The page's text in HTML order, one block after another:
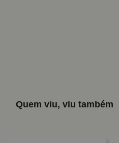
Quem viu, viu também